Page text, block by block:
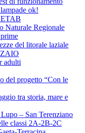
ok!
Naturale Regionale
del litorale laziale
adulti
del progetto “Con le
tra storia, mare e
– San Terenziano
classi 2A-2B-2C